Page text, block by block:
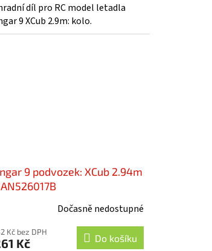
díl pro RC model letadla
9 XCub 2.9m: kolo.
9 podvozek: XCub 2.94m
Dočasně nedostupné
Kč bez DPH
Kč Do košíku